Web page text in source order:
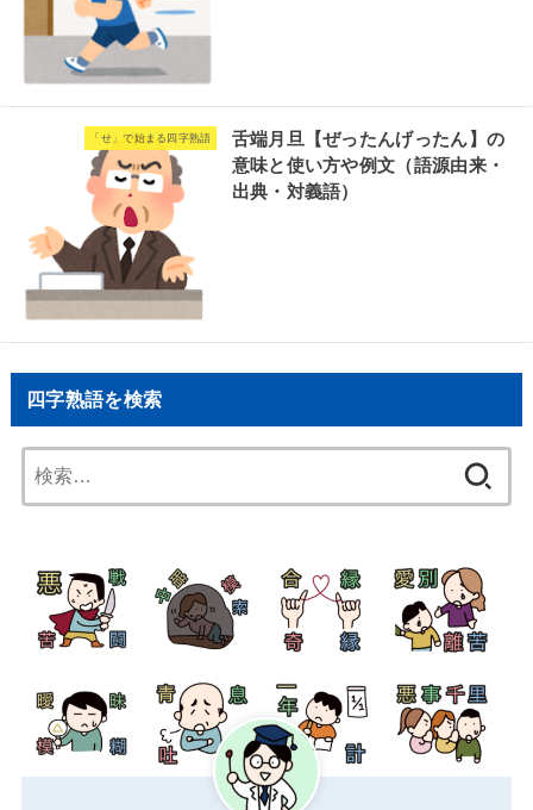
「せ」で始まる四字熟語
舌端月旦【ぜったんげったん】の
意味と使い方や例文（語源由来・
出典・対義語）
四字熟語を検索
索: